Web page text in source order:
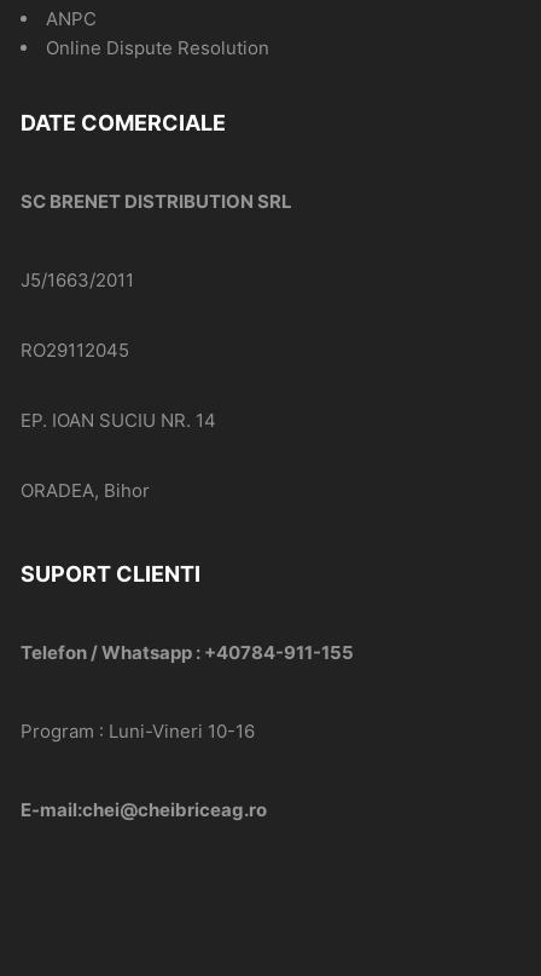
ANPC
Online Dispute Resolution
DATE COMERCIALE
SC BRENET DISTRIBUTION SRL
J5/1663/2011
RO29112045
EP. IOAN SUCIU NR. 14
ORADEA, Bihor
SUPORT CLIENTI
Telefon / Whatsapp : +40784-911-155
Program : Luni-Vineri 10-16
E-mail:chei@cheibriceag.ro